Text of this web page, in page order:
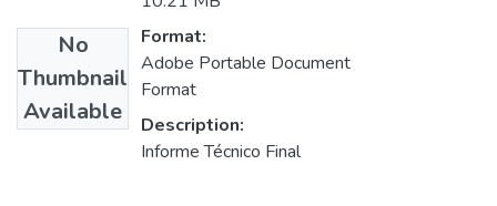
No
Thumbnail
Available
Format:
Adobe Portable Document
Format
Description:
Informe Técnico Final